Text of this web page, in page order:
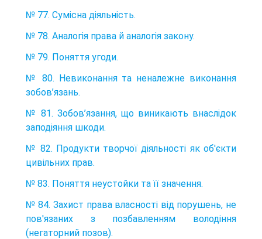
№ 77. Сумісна діяльність.
№ 78. Аналогія права й аналогія закону.
№ 79. Поняття угоди.
№ 80. Невиконання та неналежне виконання
зобов’язань.
№ 81. Зобов’язання, що виникають внаслідок
заподіяння шкоди.
№ 82. Продукти творчої діяльності як об'єкти
цивільних прав.
№ 83. Поняття неустойки та її значення.
№ 84. Захист права власності від порушень, не
пов'язаних з позбавленням володіння
(негаторний позов).